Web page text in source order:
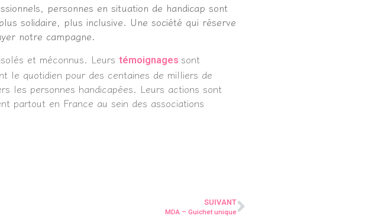
personnes en situation de handicap sont
solidaire, plus inclusive. Une société qui réserve
notre campagne.
et méconnus. Leurs témoignages sont
le quotidien pour des centaines de milliers de
les personnes handicapées. Leurs actions sont
partout en France au sein des associations
SUIVANT
MDA – Guichet unique